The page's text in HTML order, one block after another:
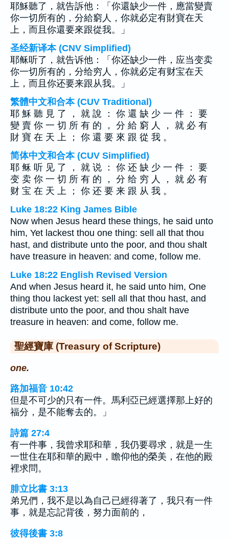
耶穌聽了，就告訴他：「你還缺少一件，應當變賣
你一切所有的，分給窮人，你就必定有財寶在天
上，而且你還要來跟從我。」
圣经新译本 (CNV Simplified)
耶稣听了，就告诉他：「你还缺少一件，应当变卖
你一切所有的，分给穷人，你就必定有财宝在天
上，而且你还要来跟从我。」
繁體中文和合本 (CUV Traditional)
耶 穌 聽 見 了 ， 就 說 ： 你 還 缺 少 一 件 ： 要
變 賣 你 一 切 所 有 的 ， 分 給 窮 人 ， 就 必 有
財 寶 在 天 上 ； 你 還 要 來 跟 從 我 。
简体中文和合本 (CUV Simplified)
耶 稣 听 见 了 ， 就 说 ： 你 还 缺 少 一 件 ： 要
变 卖 你 一 切 所 有 的 ， 分 给 穷 人 ， 就 必 有
财 宝 在 天 上 ； 你 还 要 来 跟 从 我 。
Luke 18:22 King James Bible
Now when Jesus heard these things, he said unto
him, Yet lackest thou one thing: sell all that thou
hast, and distribute unto the poor, and thou shalt
have treasure in heaven: and come, follow me.
Luke 18:22 English Revised Version
And when Jesus heard it, he said unto him, One
thing thou lackest yet: sell all that thou hast, and
distribute unto the poor, and thou shalt have
treasure in heaven: and come, follow me.
聖經寶庫 (Treasury of Scripture)
one.
路加福音 10:42
但是不可少的只有一件。馬利亞已經選擇那上好的
福分，是不能奪去的。」
詩篇 27:4
有一件事，我曾求耶和華，我仍要尋求，就是一生
一世住在耶和華的殿中，瞻仰他的榮美，在他的殿
裡求問。
腓立比書 3:13
弟兄們，我不是以為自己已經得著了，我只有一件
事，就是忘記背後，努力面前的，
彼得後書 3:8